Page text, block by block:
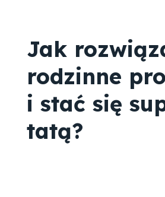
Jak
rodzinne
i stać się
tatą?